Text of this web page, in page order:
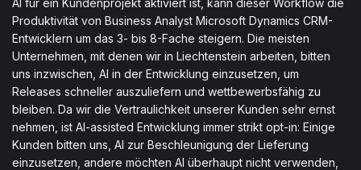
Produktivität von Business Analyst Microsoft Dynamics CRM-
Entwicklern um das 3- bis 8-Fache steigern. Die meisten
Unternehmen, mit denen wir in Liechtenstein arbeiten, bitten
uns inzwischen, AI in der Entwicklung einzusetzen, um
Releases schneller auszuliefern und wettbewerbsfähig zu
bleiben. Da wir die Vertraulichkeit unserer Kunden sehr ernst
nehmen, ist AI-assisted Entwicklung immer strikt opt-in: Einige
Kunden bitten uns, AI zur Beschleunigung der Lieferung
einzusetzen, andere möchten AI überhaupt nicht verwenden,